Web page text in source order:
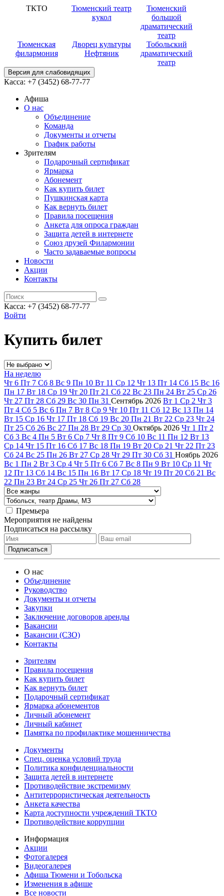
ТКТО
Тюменский театр
кукол
Тюменский
большой
драматический
театр
Тюменская
филармония
Дворец культуры
Нефтяник
Тобольский
драматический
театр
Версия для слабовидящих
Касса: +7 (3452) 68-77-77
Афиша
О нас
Объединение
Команда
Документы и отчеты
График работы
Зрителям
Подарочный сертификат
Ярмарка
Абонемент
Как купить билет
Пушкинская карта
Как вернуть билет
Правила посещения
Анкета для опроса граждан
Защита детей в интернете
Союз друзей Филармонии
Часто задаваемые вопросы
Новости
Акции
Контакты
Касса: +7 (3452) 68-77-77
Войти
Купить билет
На неделю
Чт 6 Пт 7 Сб 8 Вс 9 Пн 10 Вт 11 Ср 12 Чт 13 Пт 14 Сб 15 Вс 16
Пн 17 Вт 18 Ср 19 Чт 20 Пт 21 Сб 22 Вс 23 Пн 24 Вт 25 Ср 26
Чт 27 Пт 28 Сб 29 Вс 30 Пн 31 Сентябрь 2026 Вт 1 Ср 2 Чт 3
Пт 4 Сб 5 Вс 6 Пн 7 Вт 8 Ср 9 Чт 10 Пт 11 Сб 12 Вс 13 Пн 14
Вт 15 Ср 16 Чт 17 Пт 18 Сб 19 Вс 20 Пн 21 Вт 22 Ср 23 Чт 24
Пт 25 Сб 26 Вс 27 Пн 28 Вт 29 Ср 30 Октябрь 2026 Чт 1 Пт 2
Сб 3 Вс 4 Пн 5 Вт 6 Ср 7 Чт 8 Пт 9 Сб 10 Вс 11 Пн 12 Вт 13
Ср 14 Чт 15 Пт 16 Сб 17 Вс 18 Пн 19 Вт 20 Ср 21 Чт 22 Пт 23
Сб 24 Вс 25 Пн 26 Вт 27 Ср 28 Чт 29 Пт 30 Сб 31 Ноябрь 2026
Вс 1 Пн 2 Вт 3 Ср 4 Чт 5 Пт 6 Сб 7 Вс 8 Пн 9 Вт 10 Ср 11 Чт
12 Пт 13 Сб 14 Вс 15 Пн 16 Вт 17 Ср 18 Чт 19 Пт 20 Сб 21 Вс
22 Пн 23 Вт 24 Ср 25 Чт 26 Пт 27 Сб 28
Премьера
Мероприятия не найдены
Подписаться на рассылку
О нас
Объединение
Руководство
Документы и отчеты
Закупки
Заключение договоров аренды
Вакансии
Вакансии (СЗО)
Контакты
Зрителям
Правила посещения
Как купить билет
Как вернуть билет
Подарочный сертификат
Ярмарка абонементов
Личный абонемент
Личный кабинет
Памятка по профилактике мошенничества
Документы
Спец. оценка условий труда
Политика конфиденциальности
Защита детей в интернете
Противодействие экстремизму
Антитеррористическая деятельность
Анкета качества
Карта доступности учреждений ТКТО
Противодействие коррупции
Информация
Акции
Фотогалерея
Видеогалерея
Афиша Тюмени и Тобольска
Изменения в афише
Все новости